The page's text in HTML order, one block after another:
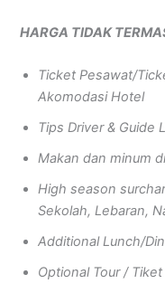
HARGA TIDAK
Ticket Pesawat/
Akomodasi Hotel
Tips Driver & Guide
Makan dan minum
High season
Sekolah, Lebaran,
Additional Lunch/
Optional Tour /